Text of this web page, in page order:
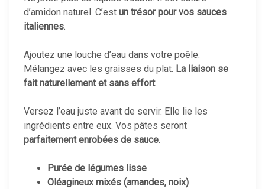
d’amidon naturel. C’est un trésor pour vos sauces
italiennes.
Ajoutez une louche d’eau dans votre poêle.
Mélangez avec les graisses du plat. La liaison se
fait naturellement et sans effort.
Versez l’eau juste avant de servir. Elle lie les
ingrédients entre eux. Vos pâtes seront
parfaitement enrobées de sauce.
Purée de légumes lisse
Oléagineux mixés (amandes, noix)